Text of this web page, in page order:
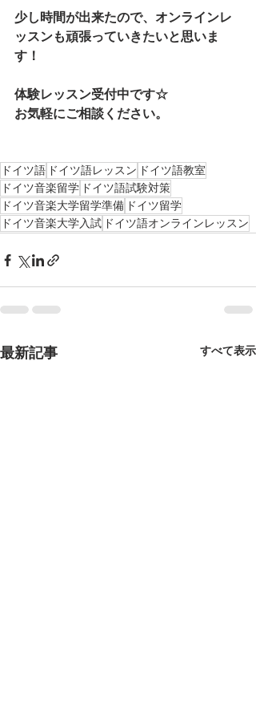
少し時間が出来たので、オンラインレ
ッスンも頑張っていきたいと思いま
す！
体験レッスン受付中です☆
お気軽にご相談ください。
ドイツ語 ドイツ語レッスン ドイツ語教室
ドイツ音楽留学 ドイツ語試験対策
ドイツ音楽大学留学準備 ドイツ留学
ドイツ音楽大学入試 ドイツ語オンラインレッスン
最新記事 すべて表示